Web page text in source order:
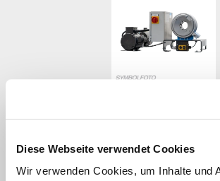
Diese Webseite verwendet Cookies
Wir verwenden Cookies, um Inhalte und